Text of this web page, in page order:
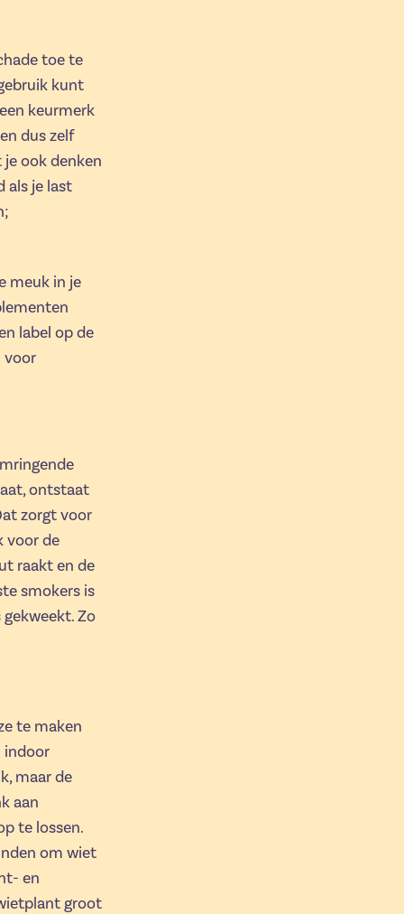
toe te
kunt
keurmerk
dus zelf
ook denken
als je last
meuk in je
label op de
voor
ontstaat
zorgt voor
voor de
raakt en de
smokers is
Zo
te maken
indoor
maar de
aan
te lossen.
om wiet
en
groot